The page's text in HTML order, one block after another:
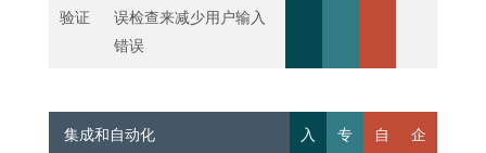
验证
误检查来减少用户输入
错误
集成和自动化
入
专
自
企